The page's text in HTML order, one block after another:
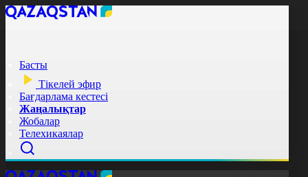
Басты
Тікелей эфир
Бағдарлама кестесі
Жаңалықтар
Жобалар
Телехикаялар